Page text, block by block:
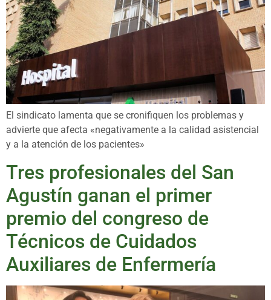
El sindicato lamenta que se cronifiquen los problemas y
advierte que afecta «negativamente a la calidad asistencial
y a la atención de los pacientes»
Tres profesionales del San
Agustín ganan el primer
premio del congreso de
Técnicos de Cuidados
Auxiliares de Enfermería